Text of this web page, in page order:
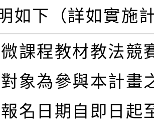
如下（詳如實施
微課程教材教法競
對象為參與本計畫
報名日期自即日起